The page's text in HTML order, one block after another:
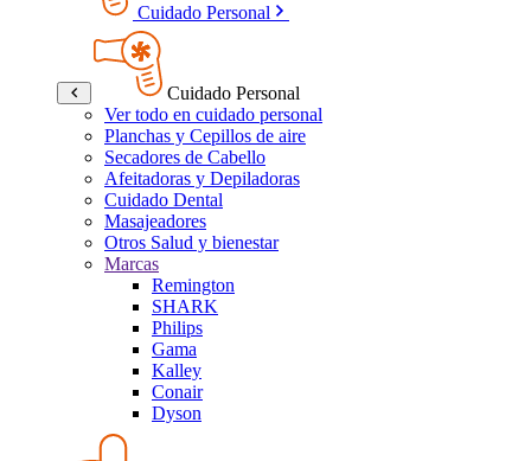
Cuidado Personal
Cuidado Personal
Ver todo en cuidado personal
Planchas y Cepillos de aire
Secadores de Cabello
Afeitadoras y Depiladoras
Cuidado Dental
Masajeadores
Otros Salud y bienestar
Marcas
Remington
SHARK
Philips
Gama
Kalley
Conair
Dyson